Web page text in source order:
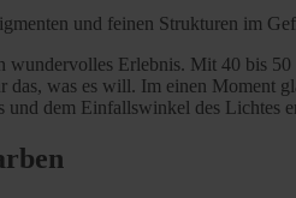
und feinen Strukturen im
Erlebnis. Mit 40 bis
was es will. Im einen Moment
und dem Einfallswinkel des Lichtes